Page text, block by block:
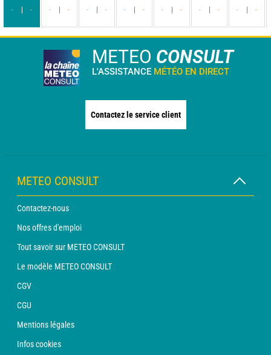
- - - - - - - - - - - - - -
METEO CONSULT
L'ASSISTANCE MÉTÉO EN DIRECT
Contactez le service client
METEO CONSULT
Contactez-nous
Nos offres d'emploi
Tout savoir sur METEO CONSULT
Le modèle METEO CONSULT
CGV
CGU
Mentions légales
Infos cookies